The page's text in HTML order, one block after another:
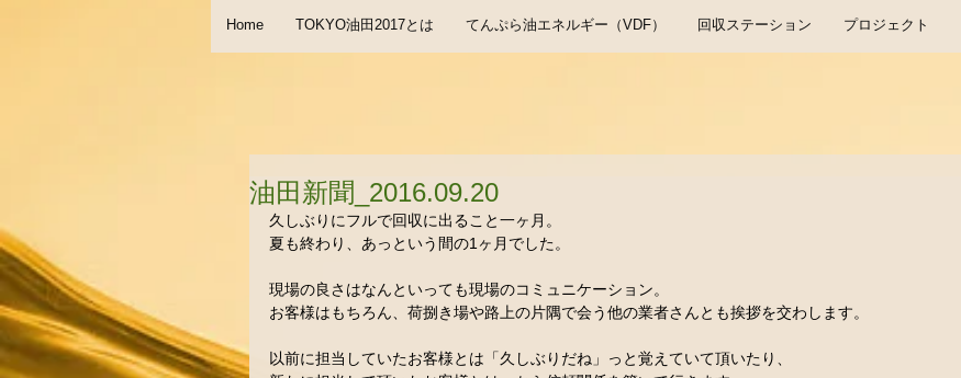
Home TOKYO油田2017とは てんぷら油エネルギー（VDF） 回収ステーション プロジェクト
油田新聞_2016.09.20
久しぶりにフルで回収に出ること一ヶ月。
夏も終わり、あっという間の1ヶ月でした。
現場の良さはなんといっても現場のコミュニケーション。
お客様はもちろん、荷捌き場や路上の片隅で会う他の業者さんとも挨拶を交わします。
以前に担当していたお客様とは「久しぶりだね」っと覚えていて頂いたり、